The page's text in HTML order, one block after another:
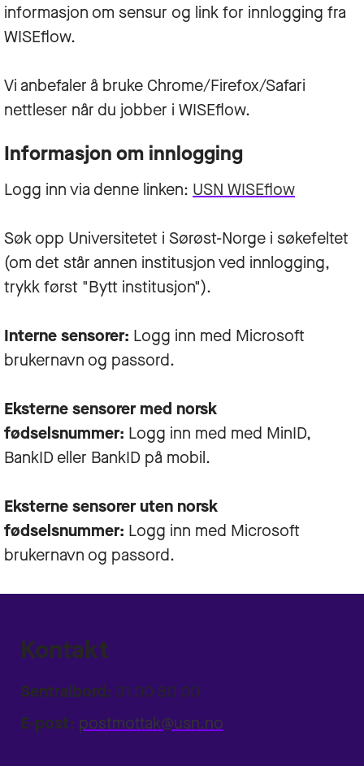
informasjon om sensur og link for innlogging fra
WISEflow.
Vi anbefaler å bruke Chrome/Firefox/Safari
nettleser når du jobber i WISEflow.
Informasjon om innlogging
Logg inn via denne linken: USN WISEflow
Søk opp Universitetet i Sørøst-Norge i søkefeltet
(om det står annen institusjon ved innlogging,
trykk først "Bytt institusjon").
Interne sensorer: Logg inn med Microsoft
brukernavn og passord.
Eksterne sensorer med norsk
fødselsnummer: Logg inn med med MinID,
BankID eller BankID på mobil.
Eksterne sensorer uten norsk
fødselsnummer: Logg inn med Microsoft
brukernavn og passord.
Kontakt
Sentralbord: 31 00 80 00
E-post: postmottak@usn.no